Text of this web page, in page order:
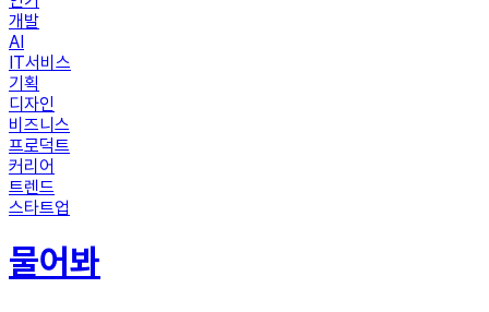
개발
AI
IT서비스
기획
디자인
비즈니스
프로덕트
커리어
트렌드
스타트업
물어봐